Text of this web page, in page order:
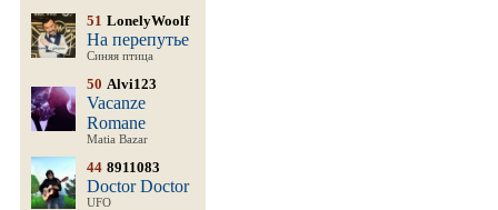
51 LonelyWoolf
На перепутье
Синяя птица
50 Alvi123
Vacanze
Romane
Matia Bazar
44 8911083
Doctor Doctor
UFO